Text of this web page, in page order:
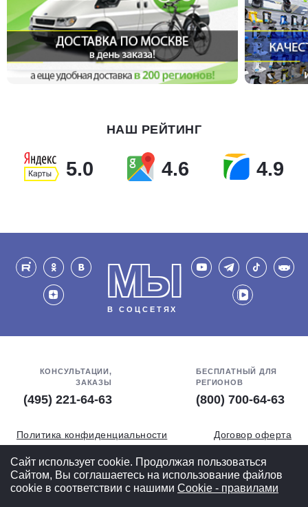
НАШ РЕЙТИНГ
5.0 4.6 4.9
МЫ
В СОЦСЕТЯХ
КОНСУЛЬТАЦИИ,
ЗАКАЗЫ
(495) 221-64-63
БЕСПЛАТНЫЙ ДЛЯ
РЕГИОНОВ
(800) 700-64-63
Политика конфиденциальности
Договор оферта
Обработка персональных данных
СОУТ
Полная версия
Сайт использует cookie. Продолжая пользоваться
Сайтом, Вы соглашаетесь на использование файлов
cookie в соответствии с нашими Cookiе - правилами